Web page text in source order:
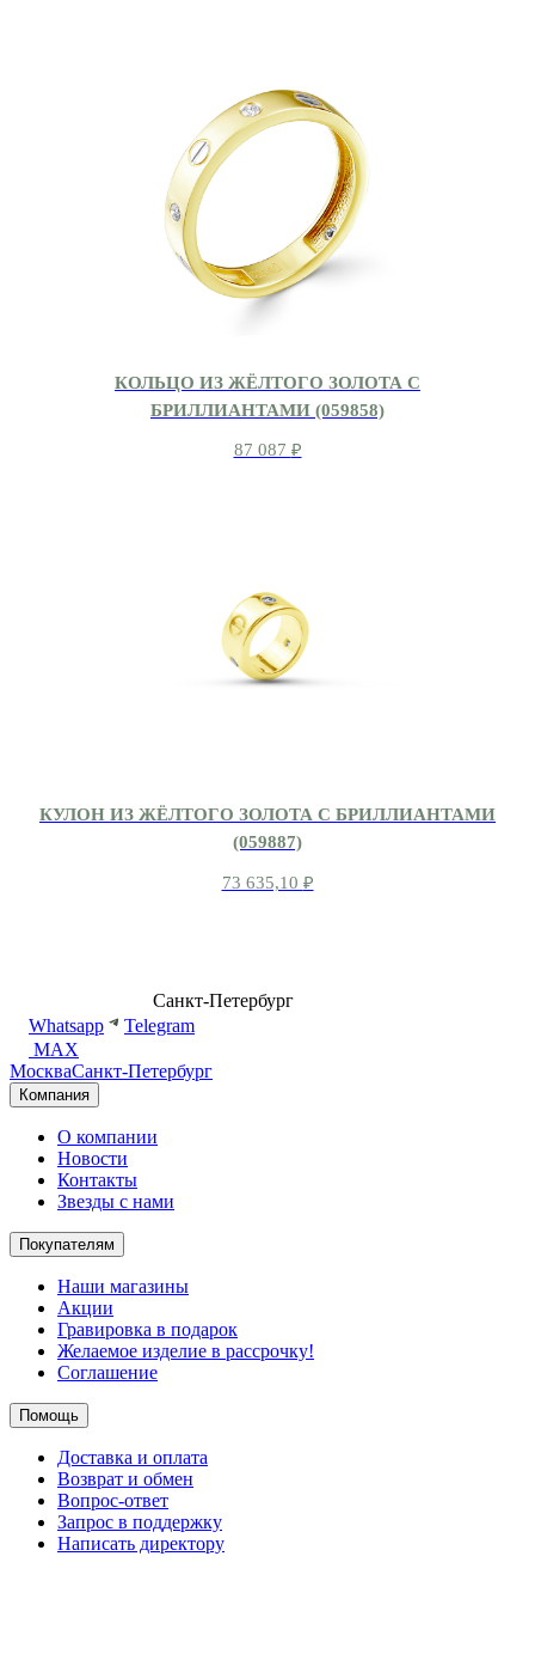
КОЛЬЦО ИЗ ЖЁЛТОГО ЗОЛОТА С
БРИЛЛИАНТАМИ (059858)
87 087 ₽
КУЛОН ИЗ ЖЁЛТОГО ЗОЛОТА С БРИЛЛИАНТАМИ
(059887)
73 635,10 ₽
Санкт-Петербург
Whatsapp
Telegram
MAX
МоскваСанкт-Петербург
Компания
О компании
Новости
Контакты
Звезды с нами
Покупателям
Наши магазины
Акции
Гравировка в подарок
Желаемое изделие в рассрочку!
Соглашение
Помощь
Доставка и оплата
Возврат и обмен
Вопрос-ответ
Запрос в поддержку
Написать директору